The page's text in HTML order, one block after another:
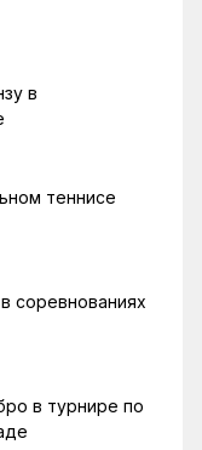
в
теннисе
соревнованиях
в турнире по